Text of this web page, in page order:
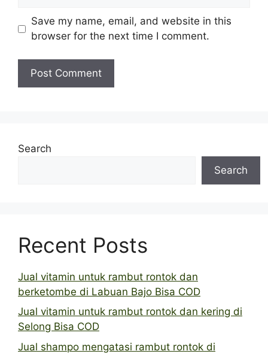
Save my name, email, and website in this
browser for the next time I comment.
Search
Search
Recent Posts
Jual vitamin untuk rambut rontok dan
berketombe di Labuan Bajo Bisa COD
Jual vitamin untuk rambut rontok dan kering di
Selong Bisa COD
Jual shampo mengatasi rambut rontok di